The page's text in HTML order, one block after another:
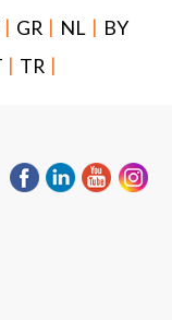
| GR | NL | BY
| TR |